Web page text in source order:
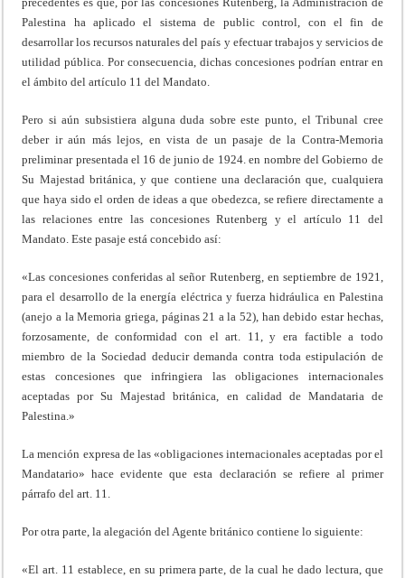
Palestina ha aplicado el sistema de public control, con el fin de
desarrollar los recursos naturales del país y efectuar trabajos y servicios de
utilidad pública. Por consecuencia, dichas concesiones podrían entrar en
el ámbito del artículo 11 del Mandato.
Pero si aún subsistiera alguna duda sobre este punto, el Tribunal cree
deber ir aún más lejos, en vista de un pasaje de la Contra-Memoria
preliminar presentada el 16 de junio de 1924. en nombre del Gobierno de
Su Majestad británica, y que contiene una declaración que, cualquiera
que haya sido el orden de ideas a que obedezca, se refiere directamente a
las relaciones entre las concesiones Rutenberg y el artículo 11 del
Mandato. Este pasaje está concebido así:
«Las concesiones conferidas al señor Rutenberg, en septiembre de 1921,
para el desarrollo de la energía eléctrica y fuerza hidráulica en Palestina
(anejo a la Memoria griega, páginas 21 a la 52), han debido estar hechas,
forzosamente, de conformidad con el art. 11, y era factible a todo
miembro de la Sociedad deducir demanda contra toda estipulación de
estas concesiones que infringiera las obligaciones internacionales
aceptadas por Su Majestad británica, en calidad de Mandataria de
Palestina.»
La mención expresa de las «obligaciones internacionales aceptadas por el
Mandatario» hace evidente que esta declaración se refiere al primer
párrafo del art. 11.
Por otra parte, la alegación del Agente británico contiene lo siguiente:
«El art. 11 establece, en su primera parte, de la cual he dado lectura, que